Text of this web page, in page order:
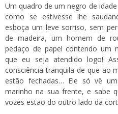
Um quadro de um negro de
como se estivesse lhe
esboça um leve sorriso, sem
de madeira, um homem de
pedaço de papel contendo um
que eu seja atendido logo!
consciência tranqüila de que ao
estão fechadas… Ele só vê
marinho na sua frente, e sabe
vozes estão do outro lado da